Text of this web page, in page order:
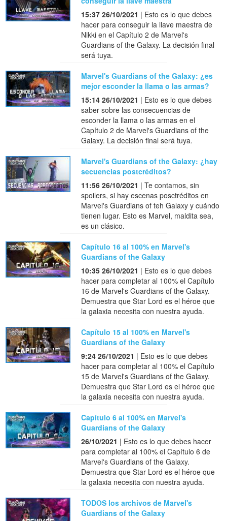
15:37 26/10/2021 | Esto es lo que debes
hacer para conseguir la llave maestra de
Nikki en el Capítulo 2 de Marvel's
Guardians of the Galaxy. La decisión final
será tuya.
Marvel's Guardians of the Galaxy: ¿es
mejor esconder la llama o las armas?
15:14 26/10/2021 | Esto es lo que debes
saber sobre las consecuencias de
esconder la llama o las armas en el
Capítulo 2 de Marvel's Guardians of the
Galaxy. La decisión final será tuya.
Marvel's Guardians of the Galaxy: ¿hay
secuencias postcréditos?
11:56 26/10/2021 | Te contamos, sin
spoilers, si hay escenas posctréditos en
Marvel's Guardians of teh Galaxy y cuándo
tienen lugar. Esto es Marvel, maldita sea,
es un clásico.
Capítulo 16 al 100% en Marvel's
Guardians of the Galaxy
10:35 26/10/2021 | Esto es lo que debes
hacer para completar al 100% el Capítulo
16 de Marvel's Guardians of the Galaxy.
Demuestra que Star Lord es el héroe que
la galaxia necesita con nuestra ayuda.
Capítulo 15 al 100% en Marvel's
Guardians of the Galaxy
9:24 26/10/2021 | Esto es lo que debes
hacer para completar al 100% el Capítulo
15 de Marvel's Guardians of the Galaxy.
Demuestra que Star Lord es el héroe que
la galaxia necesita con nuestra ayuda.
Capítulo 6 al 100% en Marvel's
Guardians of the Galaxy
26/10/2021 | Esto es lo que debes hacer
para completar al 100% el Capítulo 6 de
Marvel's Guardians of the Galaxy.
Demuestra que Star Lord es el héroe que
la galaxia necesita con nuestra ayuda.
TODOS los archivos de Marvel's
Guardians of the Galaxy